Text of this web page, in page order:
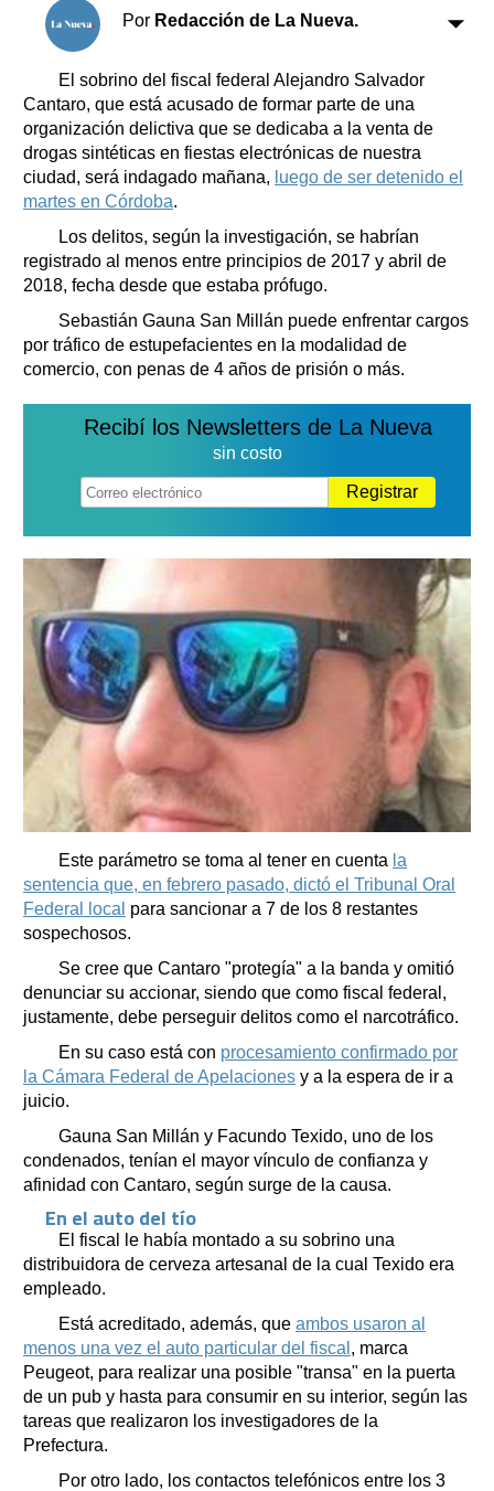
Clasificados
Horóscopo
Suplementos
Servicios
Farmacias
Transportes
Loterías
Edictos
Teléfonos de urgencia
Por Redacción de La Nueva.
El sobrino del fiscal federal Alejandro Salvador
Cantaro, que está acusado de formar parte de una
organización delictiva que se dedicaba a la venta de
drogas sintéticas en fiestas electrónicas de nuestra
ciudad, será indagado mañana, luego de ser detenido el
martes en Córdoba.
Los delitos, según la investigación, se habrían
registrado al menos entre principios de 2017 y abril de
2018, fecha desde que estaba prófugo.
Sebastián Gauna San Millán puede enfrentar cargos
por tráfico de estupefacientes en la modalidad de
comercio, con penas de 4 años de prisión o más.
Recibí los Newsletters de La Nueva
sin costo
Registrar
Este parámetro se toma al tener en cuenta la
sentencia que, en febrero pasado, dictó el Tribunal Oral
Federal local para sancionar a 7 de los 8 restantes
sospechosos.
Se cree que Cantaro "protegía" a la banda y omitió
denunciar su accionar, siendo que como fiscal federal,
justamente, debe perseguir delitos como el narcotráfico.
En su caso está con procesamiento confirmado por
la Cámara Federal de Apelaciones y a la espera de ir a
juicio.
Gauna San Millán y Facundo Texido, uno de los
condenados, tenían el mayor vínculo de confianza y
afinidad con Cantaro, según surge de la causa.
En el auto del tío
El fiscal le había montado a su sobrino una
distribuidora de cerveza artesanal de la cual Texido era
empleado.
Está acreditado, además, que ambos usaron al
menos una vez el auto particular del fiscal , marca
Peugeot, para realizar una posible "transa" en la puerta
de un pub y hasta para consumir en su interior, según las
tareas que realizaron los investigadores de la
Prefectura.
Por otro lado, los contactos telefónicos entre los 3